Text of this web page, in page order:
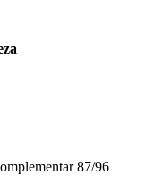
87/96